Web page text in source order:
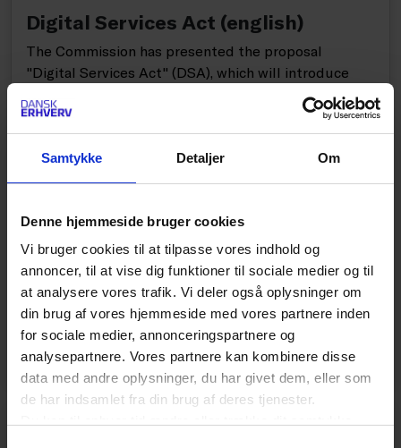
Samtykke Detaljer Om
Denne hjemmeside bruger cookies
Vi bruger cookies til at tilpasse vores indhold og
annoncer, til at vise dig funktioner til sociale medier og til
at analysere vores trafik. Vi deler også oplysninger om
din brug af vores hjemmeside med vores partnere inden
for sociale medier, annonceringspartnere og
analysepartnere. Vores partnere kan kombinere disse
data med andre oplysninger, du har givet dem, eller som
de har indsamlet fra din brug af deres tjenester.
Digital Services Act (english)
The Commission has presented the proposal
"Digital Services Act" (DSA), which will introduce
new rules for platforms and online marketplaces.
There is a need to adapt the legislation to the
changed reality that digital services and platforms
constitute today. In particular, studies show that
unsafe and illegal products are sold from 3rd
mining consumer safety and reputable European
traders. The Danish Chamber of Commerce
therefore welcomes the proposal. However, in its
current form, it leaves the gap in relation to the sale
of dangerous products on online marketplaces
unsolved.
PÅ AGENDAEN